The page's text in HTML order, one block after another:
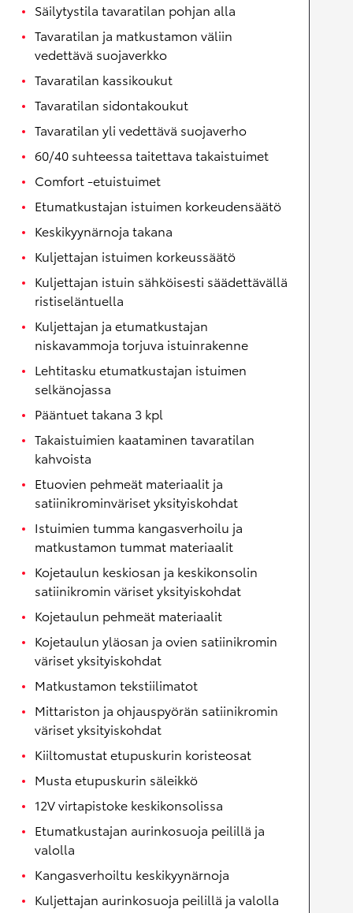
Säilytystila tavaratilan pohjan alla
Tavaratilan ja matkustamon väliin
vedettävä suojaverkko
Tavaratilan kassikoukut
Tavaratilan sidontakoukut
Tavaratilan yli vedettävä suojaverho
60/40 suhteessa taitettava takaistuimet
Comfort -etuistuimet
Etumatkustajan istuimen korkeudensäätö
Keskikyynärnoja takana
Kuljettajan istuimen korkeussäätö
Kuljettajan istuin sähköisesti säädettävällä
ristiseläntuella
Kuljettajan ja etumatkustajan
niskavammoja torjuva istuinrakenne
Lehtitasku etumatkustajan istuimen
selkänojassa
Pääntuet takana 3 kpl
Takaistuimien kaataminen tavaratilan
kahvoista
Etuovien pehmeät materiaalit ja
satiinikrominväriset yksityiskohdat
Istuimien tumma kangasverhoilu ja
matkustamon tummat materiaalit
Kojetaulun keskiosan ja keskikonsolin
satiinikromin väriset yksityiskohdat
Kojetaulun pehmeät materiaalit
Kojetaulun yläosan ja ovien satiinikromin
väriset yksityiskohdat
Matkustamon tekstiilimatot
Mittariston ja ohjauspyörän satiinikromin
väriset yksityiskohdat
Kiiltomustat etupuskurin koristeosat
Musta etupuskurin säleikkö
12V virtapistoke keskikonsolissa
Etumatkustajan aurinkosuoja peilillä ja
valolla
Kangasverhoiltu keskikyynärnoja
Kuljettajan aurinkosuoja peilillä ja valolla